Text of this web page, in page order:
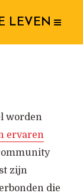
LEVEN
worden
ervaren
zijn
die